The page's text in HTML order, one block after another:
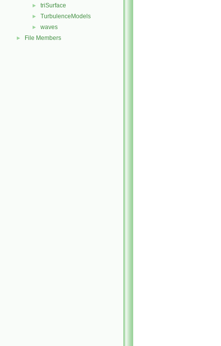
► triSurface
► TurbulenceModels
► waves
► File Members